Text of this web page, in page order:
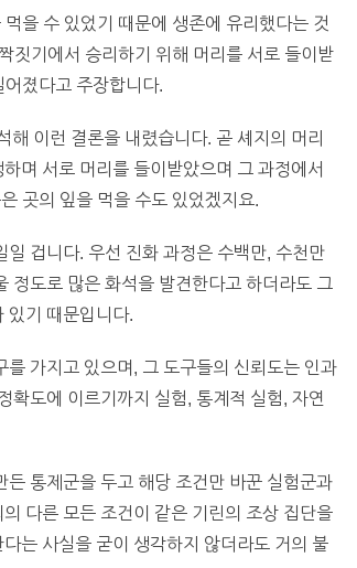
을 수 있었기 때문에 생존에 유리했다는 것
짓기에서 승리하기 위해 머리를 서로 들이받
졌다고 주장합니다.
이런 결론을 내렸습니다. 곧 셰지의 머리
며 서로 머리를 들이받았으며 그 과정에서
곳의 잎을 먹을 수도 있었겠지요.
겁니다. 우선 진화 과정은 수백만, 수천만
정도로 많은 화석을 발견한다고 하더라도 그
있기 때문입니다.
가지고 있으며, 그 도구들의 신뢰도는 인과
확도에 이르기까지 실험, 통계적 실험, 자연
통제군을 두고 해당 조건만 바꾼 실험군과
다른 모든 조건이 같은 기린의 조상 집단을
는 사실을 굳이 생각하지 않더라도 거의 불